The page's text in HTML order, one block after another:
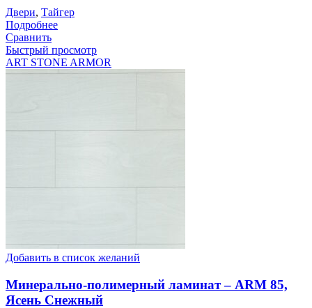
Двери, Тайгер
Подробнее
Сравнить
Быстрый просмотр
ART STONE ARMOR
Добавить в список желаний
Минерально-полимерный ламинат – ARM 85,
Ясень Снежный